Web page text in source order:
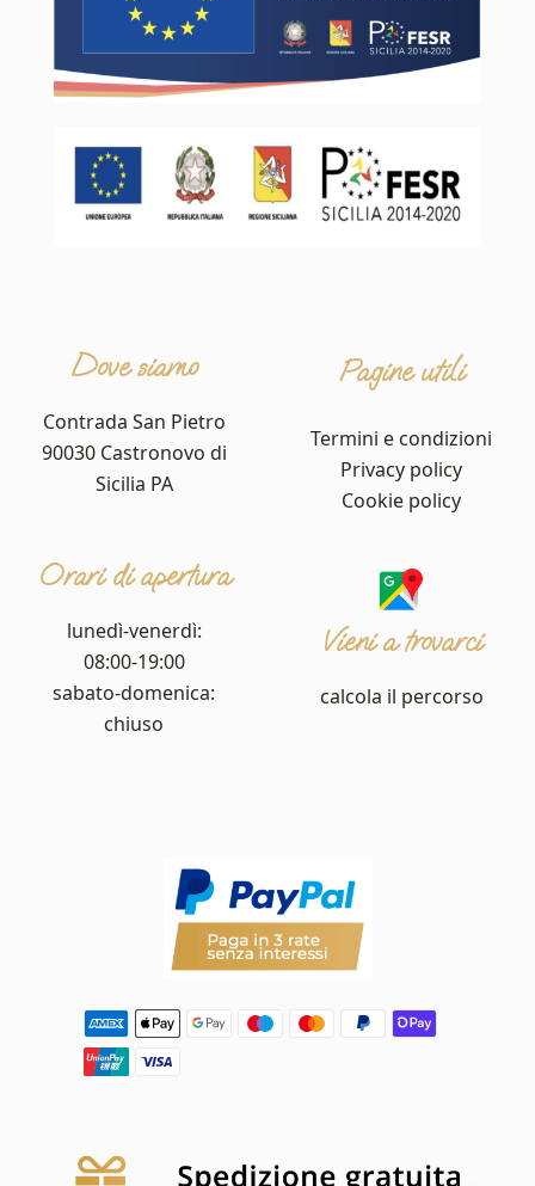
Dove siamo
Contrada San Pietro
90030 Castronovo di
Sicilia PA
Orari di apertura
lunedì-venerdì:
08:00-19:00
sabato-domenica:
chiuso
Pagine utili
Termini e condizioni
Privacy policy
Cookie policy
Vieni a trovarci
calcola il percorso